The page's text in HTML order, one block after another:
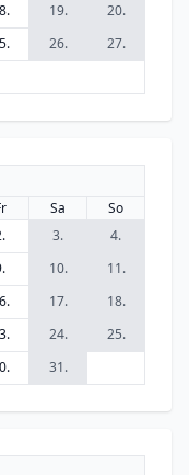
19.
20.
26.
27.
Sa
So
3.
4.
10.
11.
17.
18.
24.
25.
31.